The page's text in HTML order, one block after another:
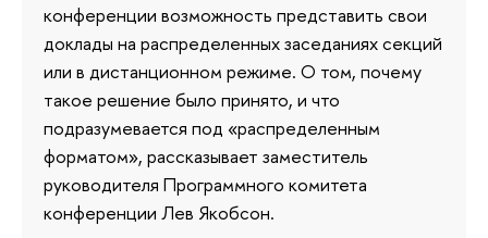
конференции возможность представить свои
доклады на распределенных заседаниях секций
или в дистанционном режиме. О том, почему
такое решение было принято, и что
подразумевается под «распределенным
форматом», рассказывает заместитель
руководителя Программного комитета
конференции Лев Якобсон.